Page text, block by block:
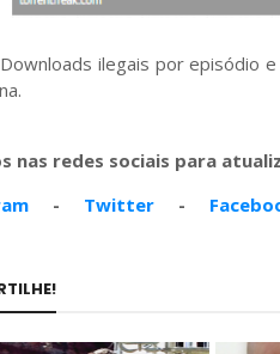
ilegais por episódio
nas redes sociais para
- Twitter -